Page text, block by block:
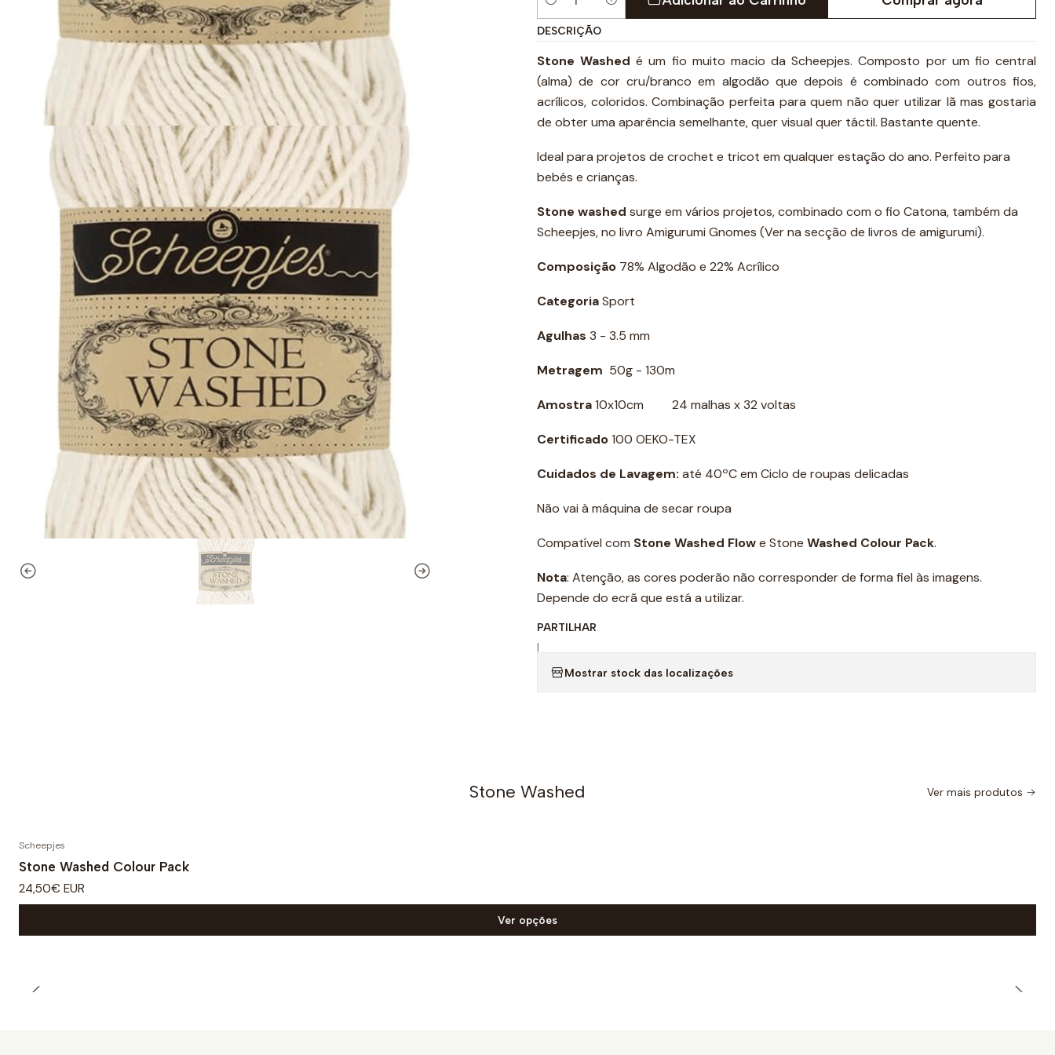
Quantidade
DESCRIÇÃO
Stone Washed é um fio muito macio da Scheepjes. Composto por um fio central
(alma) de cor cru/branco em algodão que depois é combinado com outros fios,
acrílicos, coloridos. Combinação perfeita para quem não quer utilizar lã mas gostaria
de obter uma aparência semelhante, quer visual quer táctil. Bastante quente.
Ideal para projetos de crochet e tricot em qualquer estação do ano. Perfeito para
bebés e crianças.
Stone washed surge em vários projetos, combinado com o fio Catona, também da
Scheepjes, no livro Amigurumi Gnomes (Ver na secção de livros de amigurumi).
Composição 78% Algodão e 22% Acrílico
CategoriaSport
Agulhas 3 - 3.5 mm
Metragem 50g - 130m
Amostra10x10cm 24 malhas x 32 voltas
Certificado100 OEKO-TEX
Cuidados de Lavagem: até 40ºC em Ciclo de roupas delicadas
Não vai à máquina de secar roupa
Compatível com Stone Washed Flowe Stone Washed Colour Pack.
Nota: Atenção, as cores poderão não corresponder de forma fiel às imagens.
Depende do ecrã que está a utilizar.
PARTILHAR
|
Mostrar stock das localizações
Stone Washed Ver mais produtos
Scheepjes
Stone Washed Colour Pack
24,50€ EUR
Ver opções